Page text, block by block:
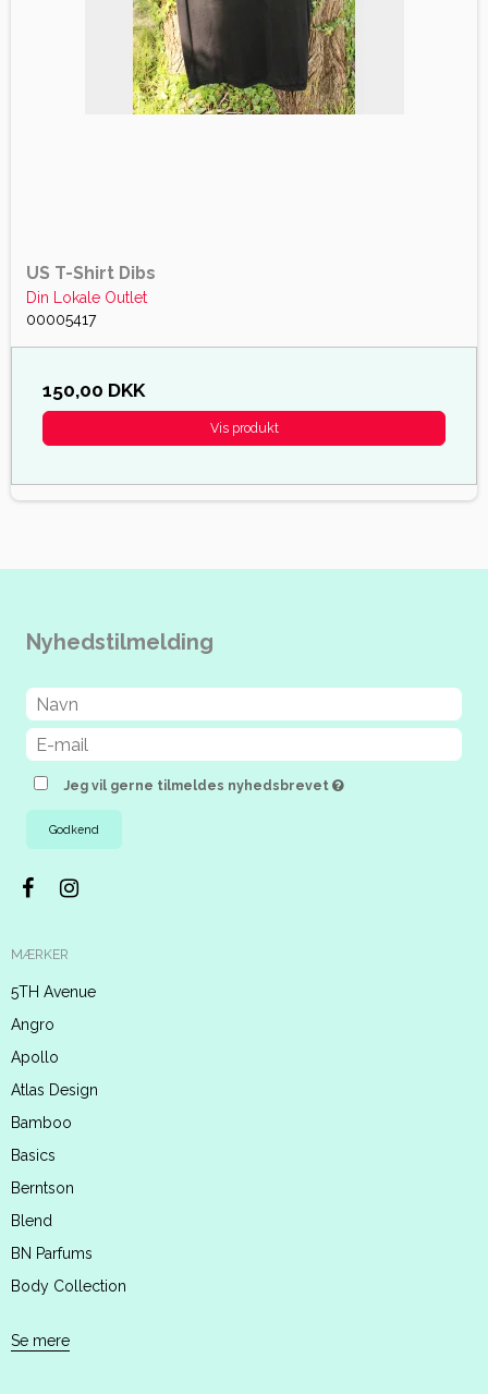
US T-Shirt Dibs
Din Lokale Outlet
00005417
150,00 DKK
Vis produkt
Nyhedstilmelding
Jeg vil gerne tilmeldes nyhedsbrevet
Godkend
MÆRKER
5TH Avenue
Angro
Apollo
Atlas Design
Bamboo
Basics
Berntson
Blend
BN Parfums
Body Collection
Se mere